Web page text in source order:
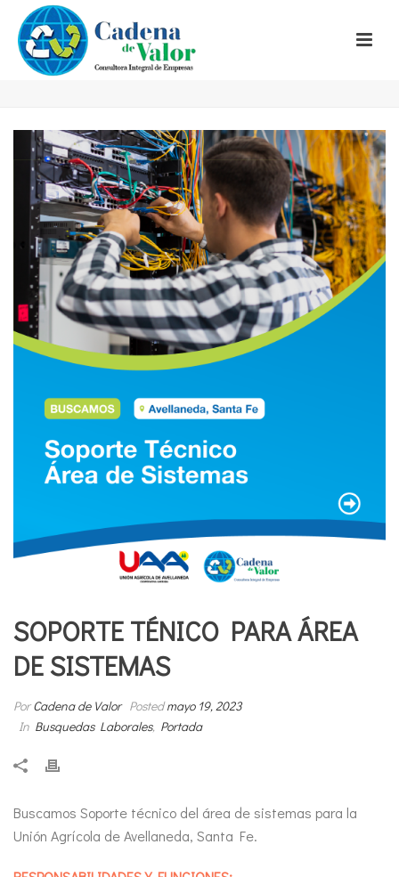
SOPORTE TÉNICO PARA ÁREA
DE SISTEMAS
PorCadena de Valor Postedmayo 19, 2023
In Busquedas Laborales, Portada
Buscamos Soporte técnico del área de sistemas para la
Unión Agrícola de Avellaneda, Santa Fe.